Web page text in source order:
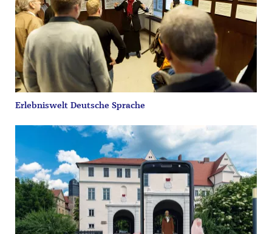
Erlebniswelt Deutsche Sprache